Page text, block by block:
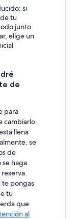
si
tu
junto
elige un
de
para
cambiarlo
llena
se
de
haga
te pongas
tu
que
al